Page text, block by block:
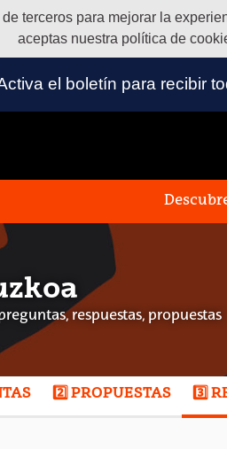
terceros para mejorar la
aceptas nuestra política de
el boletín para recibir
respuestas, propuestas
2️⃣ PROPUESTAS 3️⃣